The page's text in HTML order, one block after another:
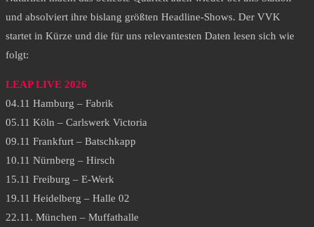
und absolviert ihre bislang größten Headline-Shows. Der VVK
startet in Kürze und die für uns relevantesten Daten lesen sich wie
folgt:
LEAP LIVE 2026
04.11 Hamburg – Fabrik
05.11 Köln – Carlswerk Victoria
09.11 Frankfurt – Batschkapp
10.11 Nürnberg – Hirsch
15.11 Freiburg – E-Werk
19.11 Heidelberg – Halle 02
22.11. München – Muffathalle